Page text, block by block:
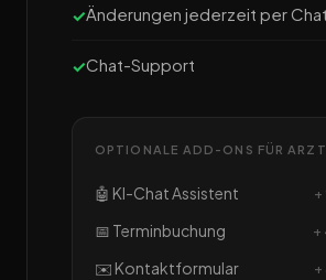
Änderungen jederzeit per Chat
Chat-Support
OPTIONALE ADD-ONS FÜR
🤖 KI-Chat Assistent +
📅 Terminbuchung +
✉️ Kontaktformular +